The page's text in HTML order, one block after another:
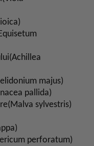
majus)
pallida)
sylvestris)
perforatum)